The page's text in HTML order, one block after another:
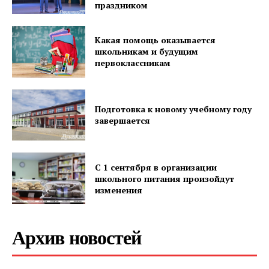
праздником
Какая помощь оказывается
школьникам и будущим
первоклассникам
Подготовка к новому учебному году
завершается
С 1 сентября в организации
школьного питания произойдут
изменения
Архив новостей